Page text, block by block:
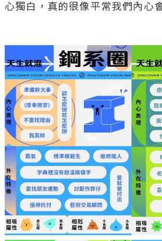
心獨白，真的很像平常我們內心